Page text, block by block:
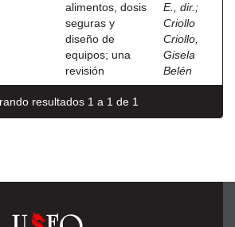
alimentos, dosis
seguras y
diseño de
equipos; una
revisión
E., dir. ;
Criollo
Criollo,
Gisela
Belén
resultados 1 a 1 de 1